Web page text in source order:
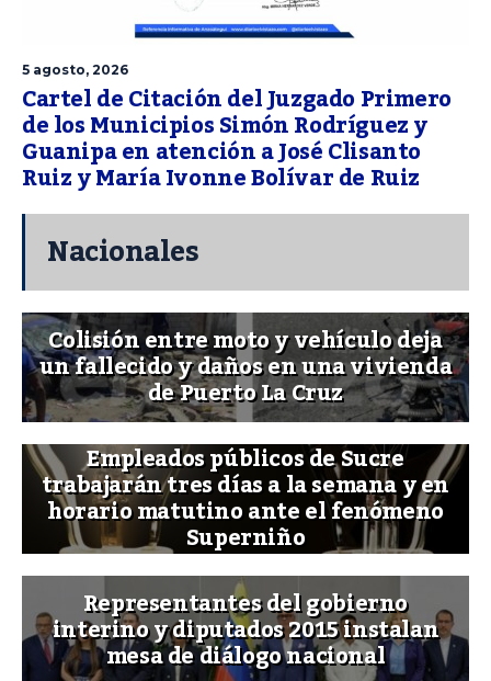
5 agosto, 2026
Cartel de Citación del Juzgado Primero
de los Municipios Simón Rodríguez y
Guanipa en atención a José Clisanto
Ruiz y María Ivonne Bolívar de Ruiz
Nacionales
Colisión entre moto y vehículo deja
un fallecido y daños en una vivienda
de Puerto La Cruz
Empleados públicos de Sucre
trabajarán tres días a la semana y en
horario matutino ante el fenómeno
Superniño
Representantes del gobierno
interino y diputados 2015 instalan
mesa de diálogo nacional